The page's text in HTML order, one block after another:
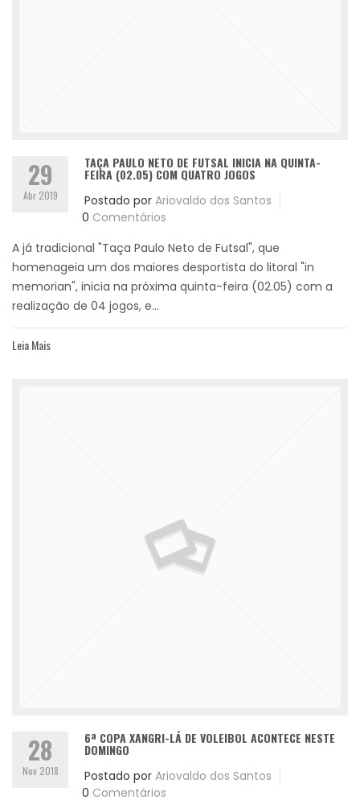
29
Abr 2019
TAÇA PAULO NETO DE FUTSAL INICIA NA QUINTA-
FEIRA (02.05) COM QUATRO JOGOS
Postado por Ariovaldo dos Santos
0 Comentários
A já tradicional "Taça Paulo Neto de Futsal", que
homenageia um dos maiores desportista do litoral "in
memorian", inicia na próxima quinta-feira (02.05) com a
realização de 04 jogos, e...
Leia Mais
28
Nov 2018
6ª COPA XANGRI-LÁ DE VOLEIBOL ACONTECE NESTE
DOMINGO
Postado por Ariovaldo dos Santos
0 Comentários